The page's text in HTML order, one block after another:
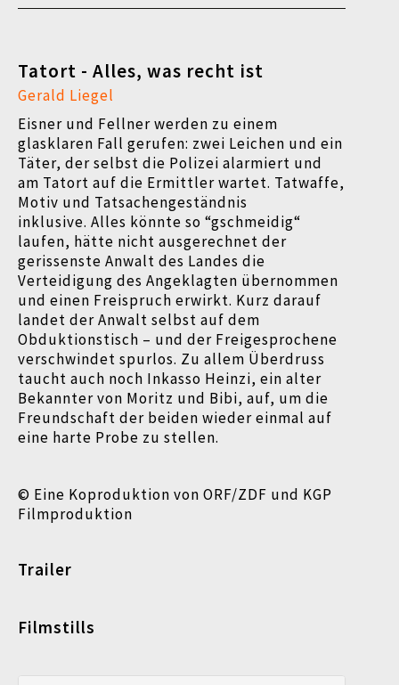
Tatort - Alles, was recht ist
Gerald Liegel
Eisner und Fellner werden zu einem
glasklaren Fall gerufen: zwei Leichen und ein
Täter, der selbst die Polizei alarmiert und
am Tatort auf die Ermittler wartet. Tatwaffe,
Motiv und Tatsachengeständnis
inklusive. Alles könnte so “gschmeidig“
laufen, hätte nicht ausgerechnet der
gerissenste Anwalt des Landes die
Verteidigung des Angeklagten übernommen
und einen Freispruch erwirkt. Kurz darauf
landet der Anwalt selbst auf dem
Obduktionstisch – und der Freigesprochene
verschwindet spurlos. Zu allem Überdruss
taucht auch noch Inkasso Heinzi, ein alter
Bekannter von Moritz und Bibi, auf, um die
Freundschaft der beiden wieder einmal auf
eine harte Probe zu stellen.
© Eine Koproduktion von ORF/ZDF und KGP
Filmproduktion
Trailer
Filmstills